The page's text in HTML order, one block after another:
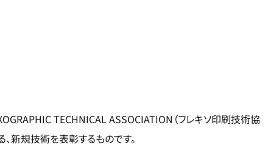
TECHNICAL ASSOCIATION（フレキソ印刷技術協
新規技術を表彰するものです。